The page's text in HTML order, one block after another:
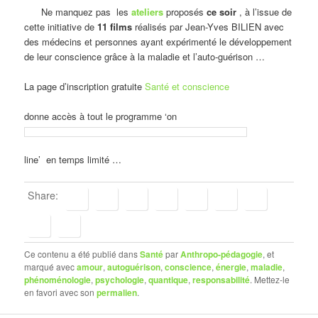
Ne manquez pas les ateliers proposésce soir , à l’issue de
cette initiative de11 films réalisés par Jean-Yves BILIEN avec
des médecins et personnes ayant expérimenté le développement
de leur conscience grâce à la maladie et l’auto-guérison …
La page d’inscription gratuiteSanté et conscience
donne accès à tout le programme ‘on
line’ en temps limité …
Share:
Ce contenu a été publié dansSantéparAnthropo-pédagogie, et
marqué avecamour,autoguérison,conscience,énergie,maladie,
phénoménologie,psychologie,quantique,responsabilité. Mettez-le
en favori avec sonpermalien.